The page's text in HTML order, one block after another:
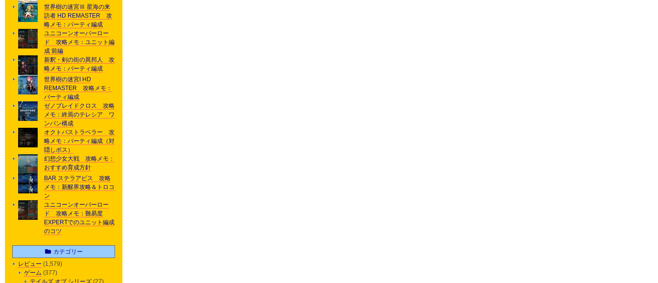
世界樹の迷宮Ⅲ 星海の来
訪者 HD REMASTER 攻
略メモ：パーティ編成
ユニコーンオーバーロー
ド 攻略メモ：ユニット編
成 前編
新釈・剣の街の異邦人 攻
略メモ：パーティ編成
世界樹の迷宮I HD
REMASTER 攻略メモ：
パーティ編成
ゼノブレイドクロス 攻略
メモ：終焉のテレシア ワ
ンパン構成
オクトパストラベラー 攻
略メモ：パーティ編成（対
隠しボス）
幻想少女大戦 攻略メモ：
おすすめ育成方針
BAR ステラアビス 攻略
メモ：新醒界攻略＆トロコ
ン
ユニコーンオーバーロー
ド 攻略メモ：難易度
EXPERTでのユニット編成
のコツ
カテゴリー
レビュー (1,579)
ゲーム (377)
テイルズ オブ シリーズ (27)